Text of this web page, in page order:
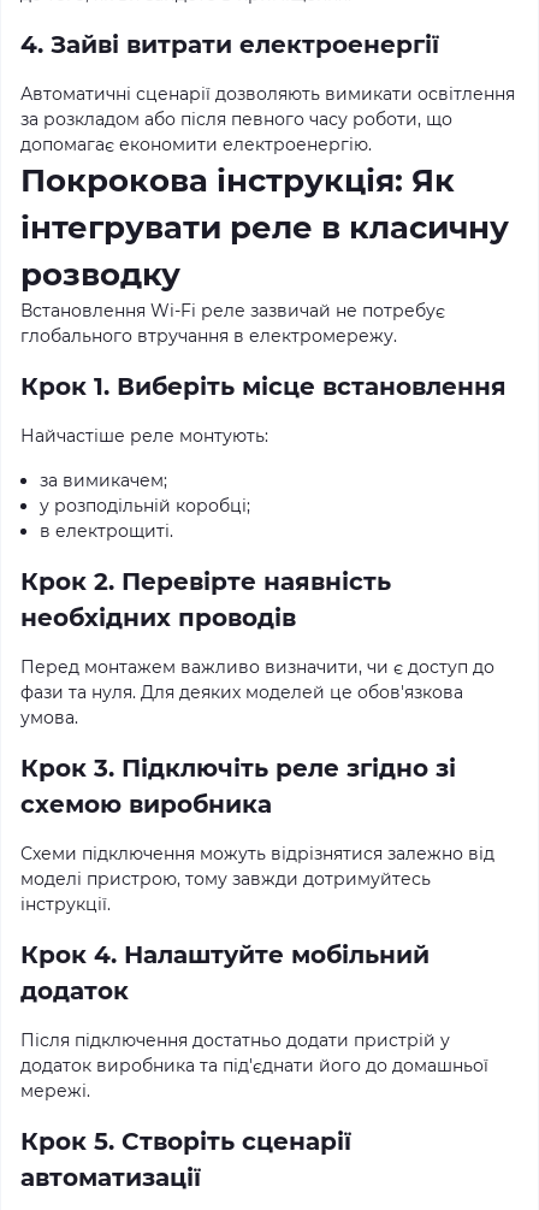
4. Зайві витрати електроенергії
Автоматичні сценарії дозволяють вимикати освітлення
за розкладом або після певного часу роботи, що
допомагає економити електроенергію.
Покрокова інструкція: Як
інтегрувати реле в класичну
розводку
Встановлення Wi-Fi реле зазвичай не потребує
глобального втручання в електромережу.
Крок 1. Виберіть місце встановлення
Найчастіше реле монтують:
за вимикачем;
у розподільній коробці;
в електрощиті.
Крок 2. Перевірте наявність
необхідних проводів
Перед монтажем важливо визначити, чи є доступ до
фази та нуля. Для деяких моделей це обов'язкова
умова.
Крок 3. Підключіть реле згідно зі
схемою виробника
Схеми підключення можуть відрізнятися залежно від
моделі пристрою, тому завжди дотримуйтесь
інструкції.
Крок 4. Налаштуйте мобільний
додаток
Після підключення достатньо додати пристрій у
додаток виробника та під'єднати його до домашньої
мережі.
Крок 5. Створіть сценарії
автоматизації